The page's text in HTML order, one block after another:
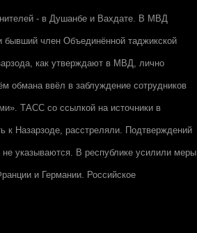
- в Душанбе и Вахдате. В МВД
бывший член Объединённой таджикской
как утверждают в МВД, лично
обмана ввёл в заблуждение сотрудников
ТАСС со ссылкой на источники в
к Назарзоде, расстреляли. Подтверждений
указываются. В республике усилили меры
и Германии. Российское